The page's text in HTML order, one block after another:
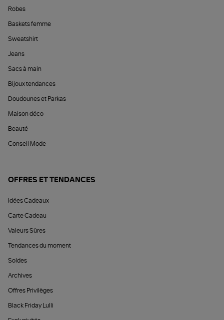
Robes
Baskets femme
Sweatshirt
Jeans
Sacs à main
Bijoux tendances
Doudounes et Parkas
Maison déco
Beauté
Conseil Mode
OFFRES ET TENDANCES
Idées Cadeaux
Carte Cadeau
Valeurs Sûres
Tendances du moment
Soldes
Archives
Offres Privilèges
Black Friday Lulli